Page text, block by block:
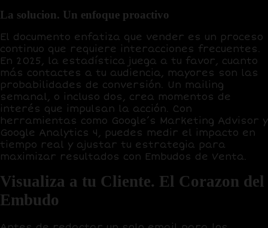
La solucion. Un enfoque proactivo
El documento enfatiza que vender es un proceso
continuo que requiere interacciones frecuentes.
En 2025, la estadística juega a tu favor, cuanto
más contactes a tu audiencia, mayores son las
probabilidades de conversión. Un mailing
semanal, o incluso dos, crea momentos de
interés que impulsan la acción. Con
herramientas como Google’s Marketing Advisor y
Google Analytics 4 , puedes medir el impacto en
tiempo real y ajustar tu estrategia para
maximizar resultados con Embudos de Venta.
Visualiza a tu Cliente. El Corazon del
Embudo